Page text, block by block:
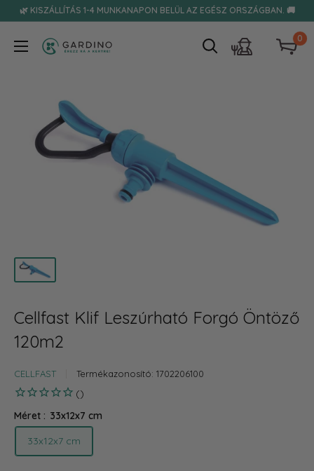
Tovább🌿 KISZÁLLÍTÁS 1-4 MUNKANAPON BELÜL AZ EGÉSZ ORSZÁGBAN. 🚚
Gardino
0
Cellfast Klif Leszúrható Forgó Öntöző
120m2
CELLFAST Termékazonosító: 1702206100
Méret : 33x12x7 cm
33x12x7 cm